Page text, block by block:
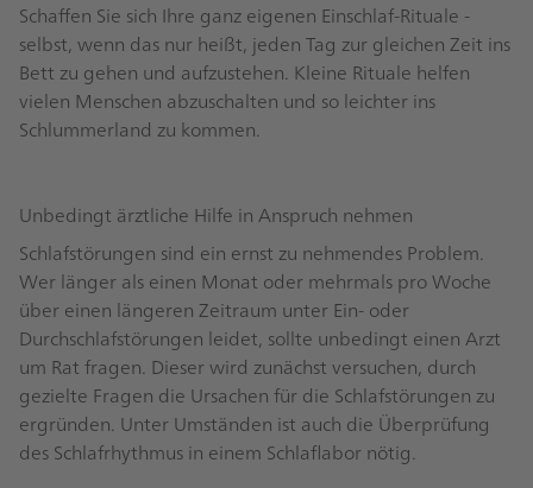
Schaffen Sie sich Ihre ganz eigenen Einschlaf-Rituale -
selbst, wenn das nur heißt, jeden Tag zur gleichen Zeit ins
Bett zu gehen und aufzustehen. Kleine Rituale helfen
vielen Menschen abzuschalten und so leichter ins
Schlummerland zu kommen.
Unbedingt ärztliche Hilfe in Anspruch nehmen
Schlafstörungen sind ein ernst zu nehmendes Problem.
Wer länger als einen Monat oder mehrmals pro Woche
über einen längeren Zeitraum unter Ein- oder
Durchschlafstörungen leidet, sollte unbedingt einen Arzt
um Rat fragen. Dieser wird zunächst versuchen, durch
gezielte Fragen die Ursachen für die Schlafstörungen zu
ergründen. Unter Umständen ist auch die Überprüfung
des Schlafrhythmus in einem Schlaflabor nötig.